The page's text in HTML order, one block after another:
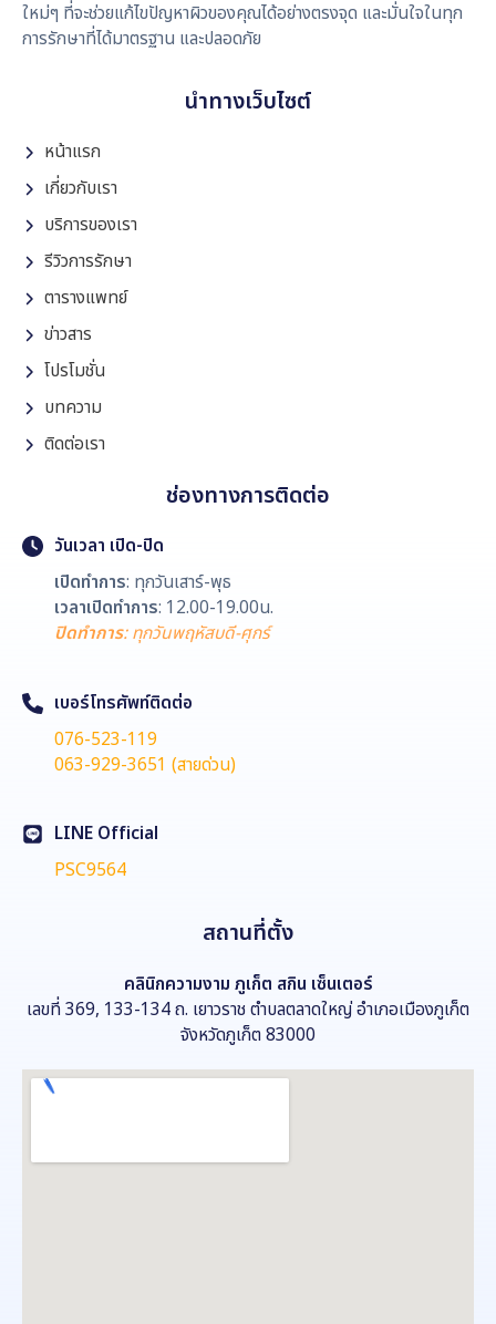
ใหม่ๆ ที่จะช่วยแก้ไขปัญหาผิวของคุณได้อย่างตรงจุด และมั่นใจในทุก
การรักษาที่ได้มาตรฐาน และปลอดภัย
นำทางเว็บไซต์
หน้าแรก
เกี่ยวกับเรา
บริการของเรา
รีวิวการรักษา
ตารางแพทย์
ข่าวสาร
โปรโมชั่น
บทความ
ติดต่อเรา
ช่องทางการติดต่อ
วันเวลา เปิด-ปิด
เปิดทำการ: ทุกวันเสาร์-พุธ
เวลาเปิดทำการ: 12.00-19.00น.
ปิดทำการ: ทุกวันพฤหัสบดี-ศุกร์
เบอร์โทรศัพท์ติดต่อ
076-523-119
063-929-3651 (สายด่วน)
LINE Official
PSC9564
สถานที่ตั้ง
คลินิกความงาม ภูเก็ต สกิน เซ็นเตอร์
เลขที่ 369, 133-134 ถ. เยาวราช ตำบลตลาดใหญ่ อำเภอเมืองภูเก็ต
จังหวัดภูเก็ต 83000